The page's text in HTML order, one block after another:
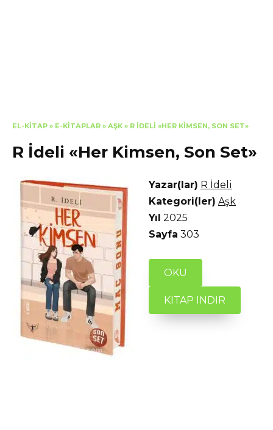
EL-KITAP » E-KITAPLAR » AŞK » R İDELI «HER KIMSEN, SON SET»
R İdeli «Her Kimsen, Son Set»
Yazar(lar) R İdeli
Kategori(ler) Aşk
Yıl 2025
Sayfa 303
OKU
KITAP INDIR